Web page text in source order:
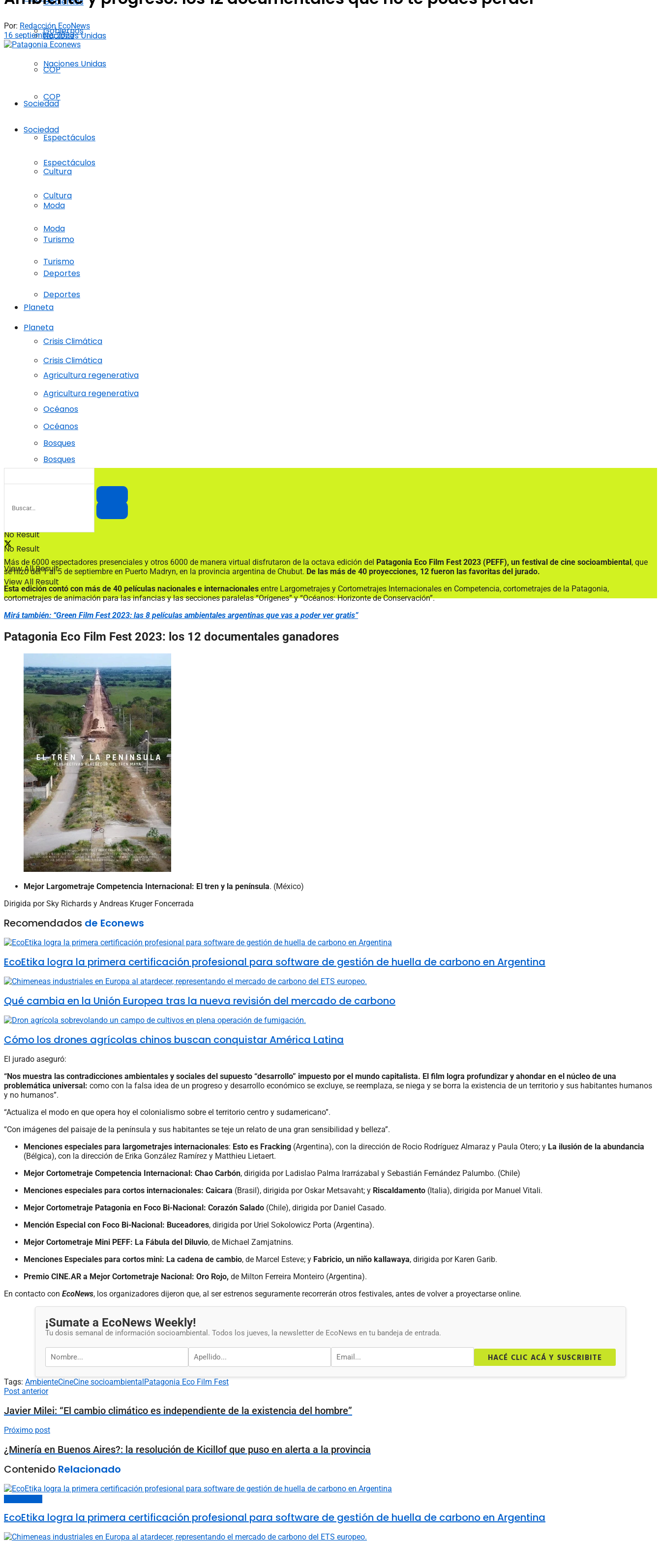
Naciones Unidas
COP
Sociedad
Espectáculos
Cultura
Moda
Turismo
Deportes
Planeta
Crisis Climática
Agricultura regenerativa
Océanos
Bosques
No Result
View All Result
Gobiernos
Naciones Unidas
COP
Sociedad
Espectáculos
Cultura
Moda
Turismo
Deportes
Planeta
Crisis Climática
Agricultura regenerativa
Océanos
Bosques
No Result
View All Result
Por: Redacción EcoNews
16 septiembre, 2023
Más de 6000 espectadores presenciales y otros 6000 de manera virtual disfrutaron de la octava edición del Patagonia Eco Film Fest 2023 (PEFF), un festival de cine socioambiental, que
se hizo del 1 al 5 de septiembre en Puerto Madryn, en la provincia argentina de Chubut. De las más de 40 proyecciones, 12 fueron las favoritas del jurado.
Esta edición contó con más de 40 películas nacionales e internacionales entre Largometrajes y Cortometrajes Internacionales en Competencia, cortometrajes de la Patagonia,
cortometrajes de animación para las infancias y las secciones paralelas “Orígenes” y “Océanos: Horizonte de Conservación”.
Mirá también: “Green Film Fest 2023: las 8 películas ambientales argentinas que vas a poder ver gratis”
Patagonia Eco Film Fest 2023: los 12 documentales ganadores
Mejor Largometraje Competencia Internacional: El tren y la península. (México)
Dirigida por Sky Richards y Andreas Kruger Foncerrada
Recomendados de Econews
EcoEtika logra la primera certificación profesional para software de gestión de huella de carbono en Argentina
Qué cambia en la Unión Europea tras la nueva revisión del mercado de carbono
Cómo los drones agrícolas chinos buscan conquistar América Latina
El jurado aseguró:
“Nos muestra las contradicciones ambientales y sociales del supuesto “desarrollo” impuesto por el mundo capitalista. El film logra profundizar y ahondar en el núcleo de una
problemática universal: como con la falsa idea de un progreso y desarrollo económico se excluye, se reemplaza, se niega y se borra la existencia de un territorio y sus habitantes humanos
y no humanos”.
“Actualiza el modo en que opera hoy el colonialismo sobre el territorio centro y sudamericano”.
“Con imágenes del paisaje de la península y sus habitantes se teje un relato de una gran sensibilidad y belleza”.
Menciones especiales para largometrajes internacionales: Esto es Fracking (Argentina), con la dirección de Rocio Rodríguez Almaraz y Paula Otero; y La ilusión de la abundancia
(Bélgica), con la dirección de Erika González Ramírez y Matthieu Lietaert.
Mejor Cortometraje Competencia Internacional: Chao Carbón, dirigida por Ladislao Palma Irarrázabal y Sebastián Fernández Palumbo. (Chile)
Menciones especiales para cortos internacionales: Caicara (Brasil), dirigida por Oskar Metsavaht; y Riscaldamento (Italia), dirigida por Manuel Vitali.
Mejor Cortometraje Patagonia en Foco Bi-Nacional: Corazón Salado (Chile), dirigida por Daniel Casado.
Mención Especial con Foco Bi-Nacional: Buceadores, dirigida por Uriel Sokolowicz Porta (Argentina).
Mejor Cortometraje Mini PEFF: La Fábula del Diluvio, de Michael Zamjatnins.
Menciones Especiales para cortos mini: La cadena de cambio, de Marcel Esteve; y Fabricio, un niño kallawaya, dirigida por Karen Garib.
Premio CINE.AR a Mejor Cortometraje Nacional: Oro Rojo, de Milton Ferreira Monteiro (Argentina).
En contacto con EcoNews, los organizadores dijeron que, al ser estrenos seguramente recorrerán otros festivales, antes de volver a proyectarse online.
¡Sumate a EcoNews Weekly!
Tu dosis semanal de información socioambiental. Todos los jueves, la newsletter de EcoNews en tu bandeja de entrada.
HACÉ CLIC ACÁ Y SUSCRIBITE
Tags: AmbienteCineCine socioambientalPatagonia Eco Film Fest
Post anterior
Javier Milei: “El cambio climático es independiente de la existencia del hombre”
Próximo post
¿Minería en Buenos Aires?: la resolución de Kicillof que puso en alerta a la provincia
Contenido Relacionado
EcoEtika logra la primera certificación profesional para software de gestión de huella de carbono en Argentina